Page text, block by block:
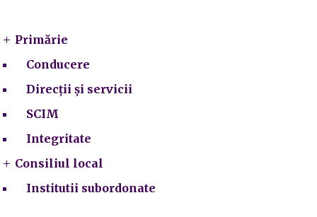
Primărie
Conducere
Direcții și servicii
SCIM
Integritate
Consiliul local
Institutii subordonate